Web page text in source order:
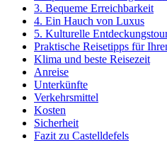
3. Bequeme Erreichbarkeit
4. Ein Hauch von Luxus
5. Kulturelle
Praktische Reisetipps für
Klima und beste Reisezeit
Anreise
Unterkünfte
Verkehrsmittel
Kosten
Sicherheit
Fazit zu Castelldefels